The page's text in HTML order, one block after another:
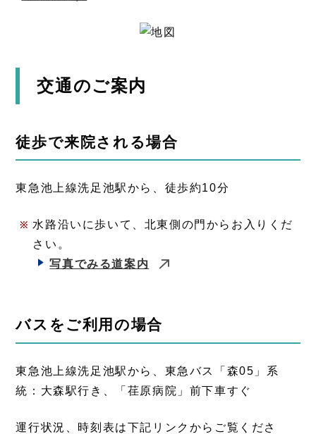
交通のご案内
徒歩で来院される場合
東急池上線洗足池駅から、徒歩約10分
水路沿いに歩いて、北東側の門からお入りくだ
さい。
写真でみる道案内
バスをご利用の場合
東急池上線洗足池駅から、東急バス「森05」系
統：大森駅行き、「荏原病院」前下車すぐ
運行状況、時刻表は下記リンクからご覧くださ